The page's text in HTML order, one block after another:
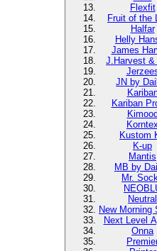
Flexfit
Fruit of the
Halfar
Helly
James
J.Harvest &
JN by
Kariban
Korntex
Kustom
K-up
Mantis
MB by
Mr.
Neutral
New Morning
Next Level
Onna